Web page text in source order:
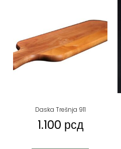
Daska Trešnja 911
1.100 рсд